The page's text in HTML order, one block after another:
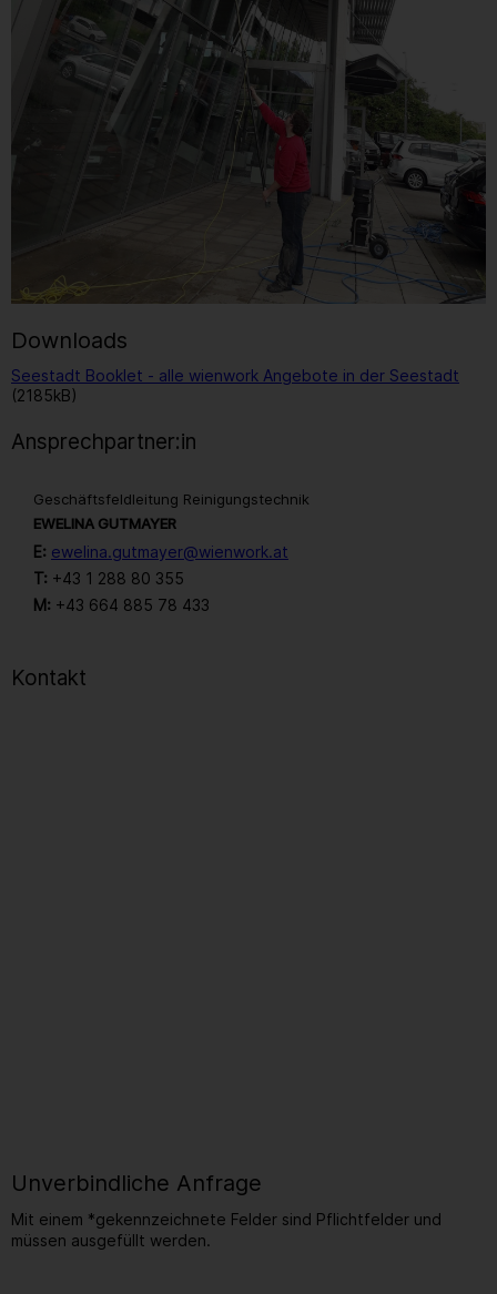
Downloads
Seestadt Booklet - alle wienwork Angebote in der Seestadt
(2185kB)
Ansprechpartner:in
Geschäftsfeldleitung Reinigungstechnik
EWELINA GUTMAYER
E: ewelina.gutmayer@wienwork.at
T: +43 1 288 80 355
M: +43 664 885 78 433
Kontakt
Unverbindliche Anfrage
Mit einem *gekennzeichnete Felder sind Pflichtfelder und
müssen ausgefüllt werden.